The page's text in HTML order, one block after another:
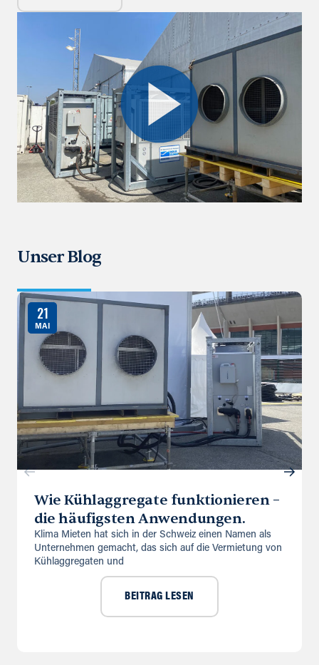
Unser Blog
21
MAI
Wie Kühlaggregate funktionieren –
die häufigsten Anwendungen.
Klima Mieten hat sich in der Schweiz einen Namen als
Unternehmen gemacht, das sich auf die Vermietung von
Kühlaggregaten und
BEITRAG LESEN